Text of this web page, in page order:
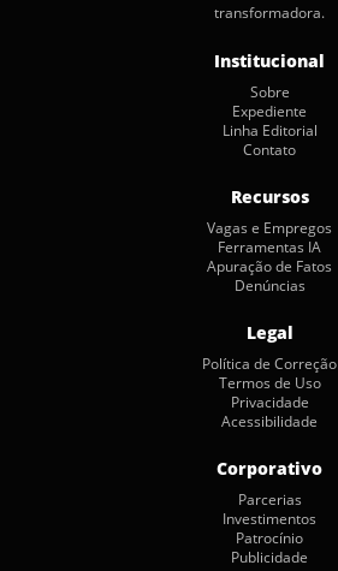
transformadora.
Institucional
Sobre
Expediente
Linha Editorial
Contato
Recursos
Vagas e Empregos
Ferramentas IA
Apuração de Fatos
Denúncias
Legal
Política de Correção
Termos de Uso
Privacidade
Acessibilidade
Corporativo
Parcerias
Investimentos
Patrocínio
Publicidade